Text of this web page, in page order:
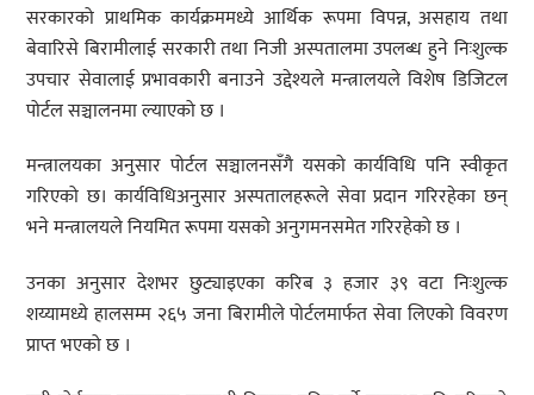
सरकारको प्राथमिक कार्यक्रममध्ये आर्थिक रूपमा विपन्न, असहाय तथा
बेवारिसे बिरामीलाई सरकारी तथा निजी अस्पतालमा उपलब्ध हुने निःशुल्क
उपचार सेवालाई प्रभावकारी बनाउने उद्देश्यले मन्त्रालयले विशेष डिजिटल
पोर्टल सञ्चालनमा ल्याएको छ ।
मन्त्रालयका अनुसार पोर्टल सञ्चालनसँगै यसको कार्यविधि पनि स्वीकृत
गरिएको छ। कार्यविधिअनुसार अस्पतालहरूले सेवा प्रदान गरिरहेका छन्
भने मन्त्रालयले नियमित रूपमा यसको अनुगमनसमेत गरिरहेको छ ।
उनका अनुसार देशभर छुट्याइएका करिब ३ हजार ३९ वटा निःशुल्क
शय्यामध्ये हालसम्म २६५ जना बिरामीले पोर्टलमार्फत सेवा लिएको विवरण
प्राप्त भएको छ ।